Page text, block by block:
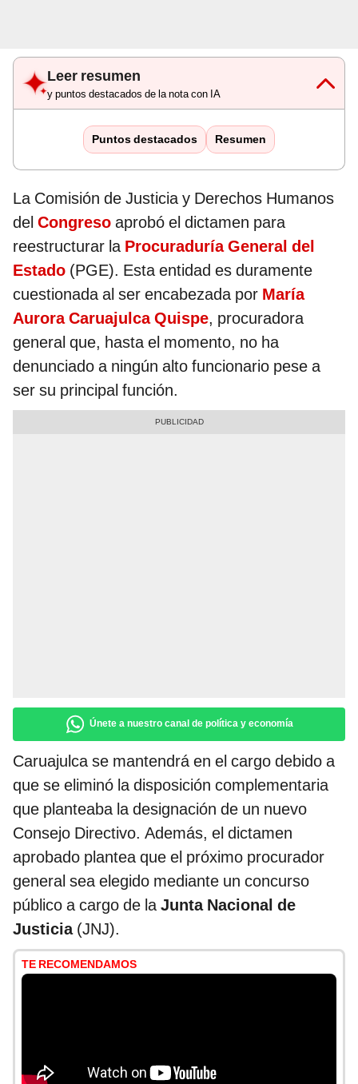
Leer resumen
y puntos destacados de la nota con IA
Puntos destacados Resumen
La Comisión de Justicia y Derechos Humanos
del Congreso aprobó el dictamen para
reestructurar la Procuraduría General del
Estado (PGE). Esta entidad es duramente
cuestionada al ser encabezada por María
Aurora Caruajulca Quispe, procuradora
general que, hasta el momento, no ha
denunciado a ningún alto funcionario pese a
ser su principal función.
Únete a nuestro canal de política y economía
Caruajulca se mantendrá en el cargo debido a
que se eliminó la disposición complementaria
que planteaba la designación de un nuevo
Consejo Directivo. Además, el dictamen
aprobado plantea que el próximo procurador
general sea elegido mediante un concurso
público a cargo de laJunta Nacional de
Justicia(JNJ).
TE RECOMENDAMOS